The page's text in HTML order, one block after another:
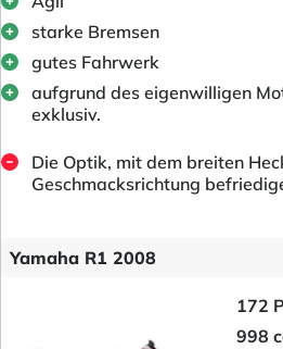
starke Bremsen
gutes Fahrwerk
aufgrund des eigenwilligen
exklusiv.
Die Optik, mit dem breiten
Geschmacksrichtung
Yamaha R1 2008
172
998